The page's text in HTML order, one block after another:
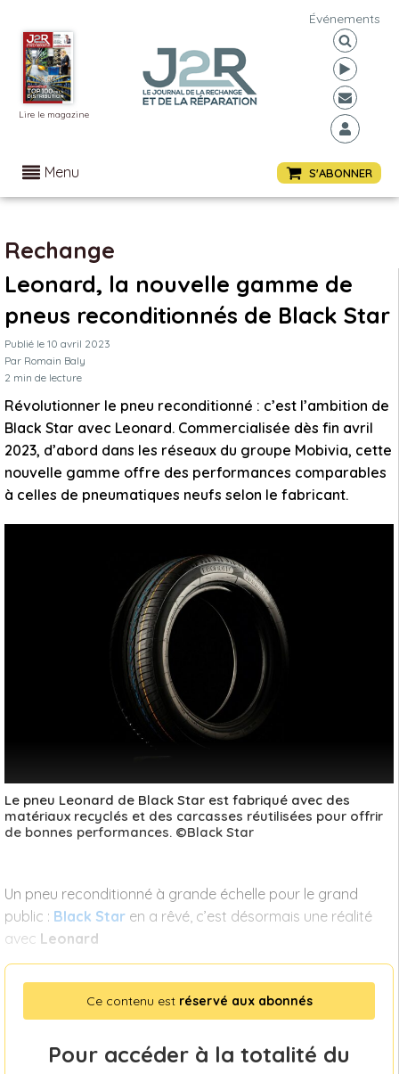
Lire le magazine
Événements
Menu S'ABONNER
Rechange
Leonard, la nouvelle gamme de
pneus reconditionnés de Black Star
Publié le 10 avril 2023
Par Romain Baly
2 min de lecture
Révolutionner le pneu reconditionné : c’est l’ambition de
Black Star avec Leonard. Commercialisée dès fin avril
2023, d’abord dans les réseaux du groupe Mobivia, cette
nouvelle gamme offre des performances comparables
à celles de pneumatiques neufs selon le fabricant.
Le pneu Leonard de Black Star est fabriqué avec des
matériaux recyclés et des carcasses réutilisées pour offrir
de bonnes performances. ©Black Star
Un pneu reconditionné à grande échelle pour le grand
public : Black Star en a rêvé, c’est désormais une réalité
avec Leonard
Ce contenu est réservé aux abonnés
Pour accéder à la totalité du